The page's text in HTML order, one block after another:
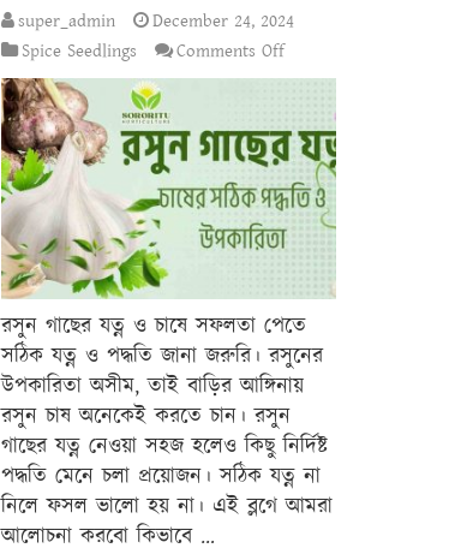
super_admin
December 24, 2024
Spice Seedlings
Comments Offon
রসুন
যত্ন:
চাষের
সঠিক
পদ্ধতি
উপকারিতা
রসুন গাছের যত্ন ও চাষে সফলতা পেতে
সঠিক যত্ন ও পদ্ধতি জানা জরুরি। রসুনের
উপকারিতা অসীম, তাই বাড়ির আঙ্গিনায়
রসুন চাষ অনেকেই করতে চান। রসুন
গাছের যত্ন নেওয়া সহজ হলেও কিছু নির্দিষ্ট
পদ্ধতি মেনে চলা প্রয়োজন। সঠিক যত্ন না
নিলে ফসল ভালো হয় না। এই ব্লগে আমরা
আলোচনা করবো কিভাবে …